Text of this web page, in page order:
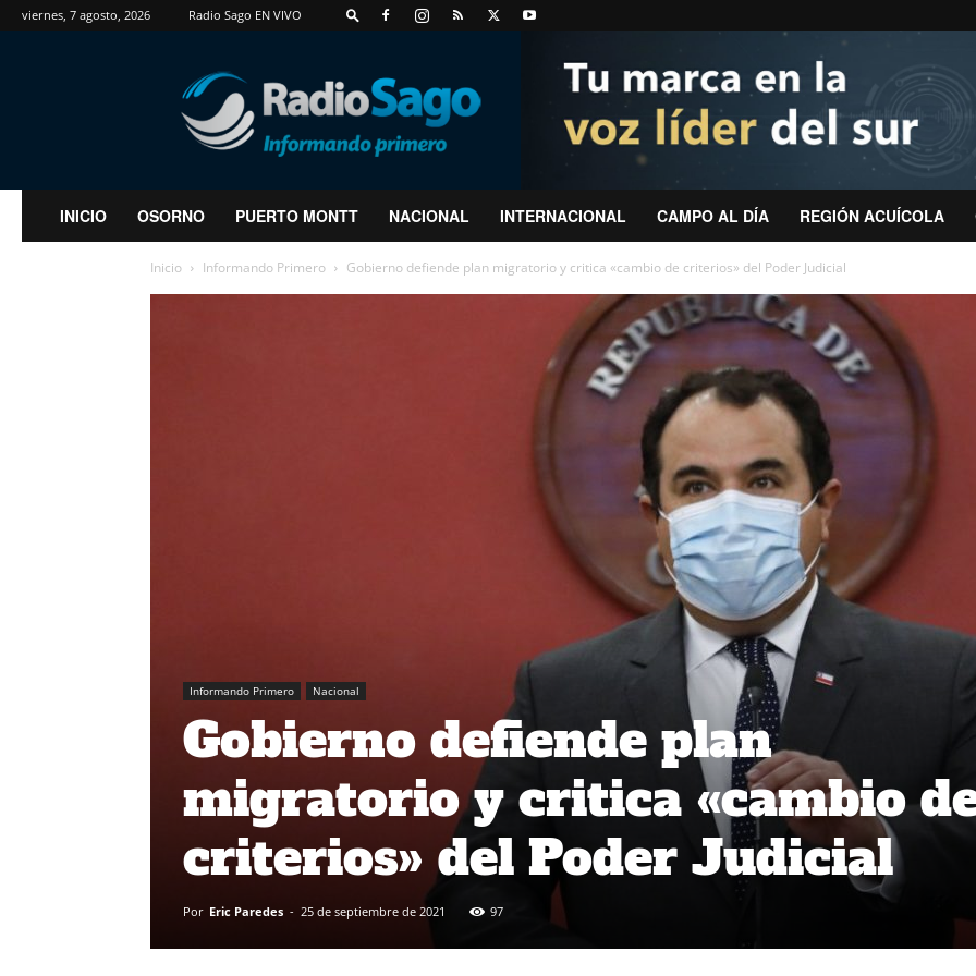
viernes, 7 agosto, 2026 Radio Sago EN VIVO
RadioSago
INICIO OSORNO PUERTO MONTT NACIONAL INTERNACIONAL CAMPO AL DÍA REGIÓN ACUÍCOLA
Inicio Informando Primero Gobierno defiende plan migratorio y critica «cambio de criterios» del Poder Judicial
Informando Primero Nacional
Gobierno defiende plan
migratorio y critica «cambio
criterios» del Poder Judicial
Por Eric Paredes - 25 de septiembre de 2021 97